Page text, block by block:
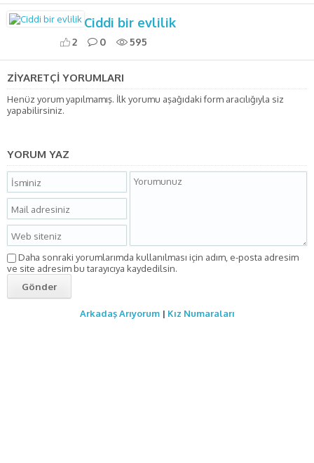
Ciddi bir evlilik
2 0 595
ZİYARETÇİ YORUMLARI
Henüz yorum yapılmamış. İlk yorumu aşağıdaki form aracılığıyla siz
yapabilirsiniz.
YORUM YAZ
Daha sonraki yorumlarımda kullanılması için adım, e-posta adresim
ve site adresim bu tarayıcıya kaydedilsin.
Arkadaş Arıyorum| Kız Numaraları